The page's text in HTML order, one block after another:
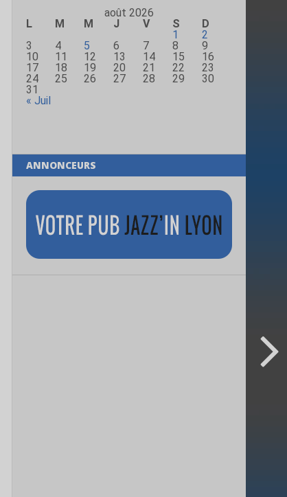
août 2026
L
M M J V S
D
1
2
3
4 5 6 7 8
9
10
11 12 13 14 15
16
17
18 19 20 21 22
23
24
25 26 27 28 29
30
31
« Juil
ANNONCEURS